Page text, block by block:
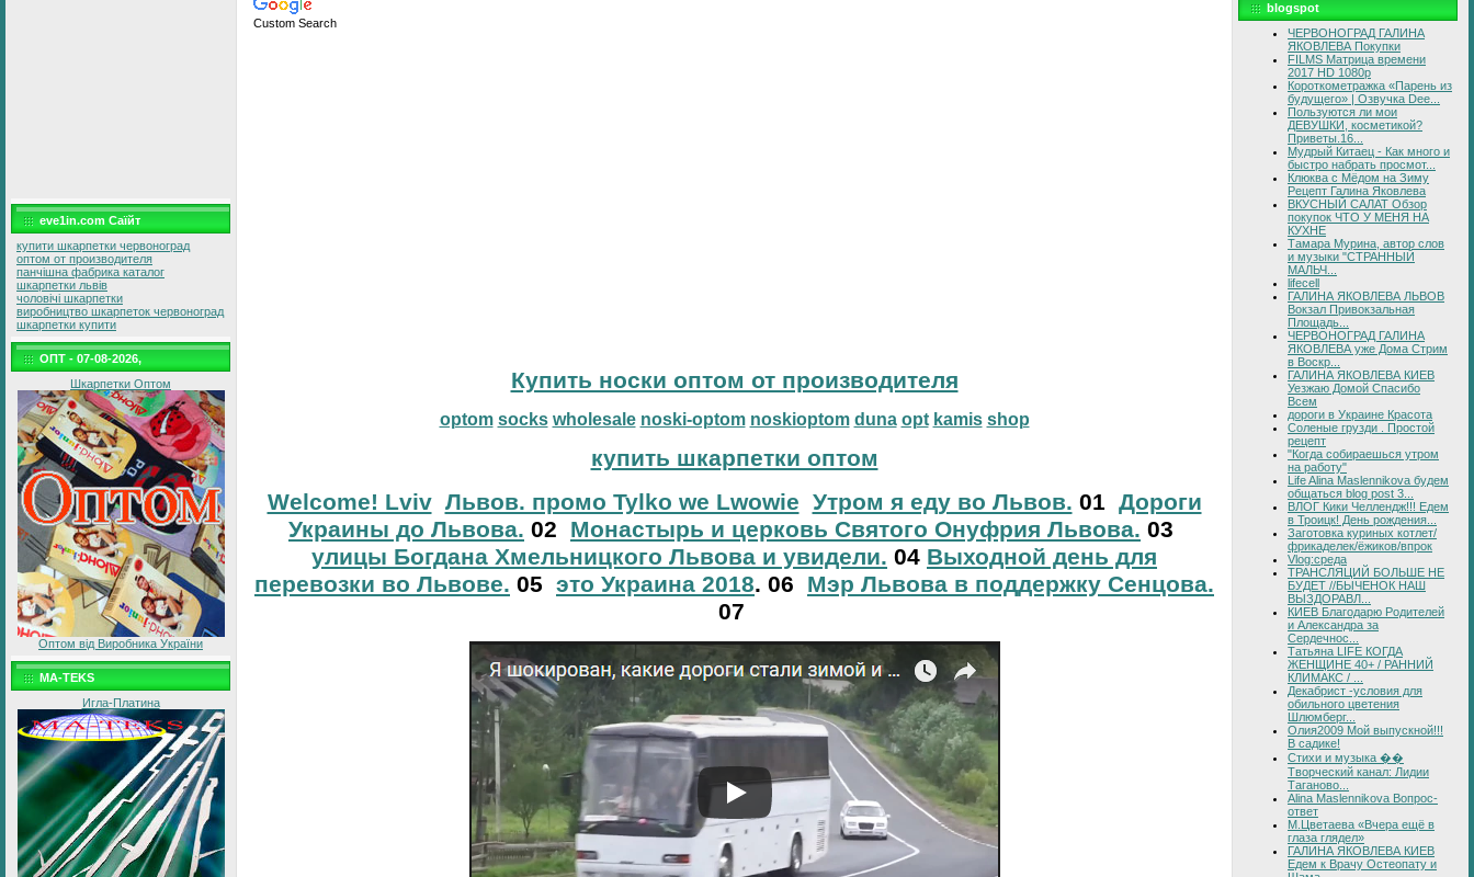
eve1in.com Саїйт
купити шкарпетки червоноград
оптом от производителя
панчішна фабрика каталог
шкарпетки львів
чоловічі шкарпетки
виробництво шкарпеток червоноград
шкарпетки купити
ОПТ - 07-08-2026,
Шкарпетки Оптом
Оптом від Виробника України
MA-TEKS
Игла-Платина
Custom Search
Купить носки оптом от производителя
optom socks wholesale noski-optom noskioptom duna opt kamis shop
купить шкарпетки оптом
Welcome! Lviv Львов. промо Tylko we Lwowie Утром я еду во Львов. 01 Дороги
Украины до Львова. 02 Монастырь и церковь Святого Онуфрия Львова. 03
улицы Богдана Хмельницкого Львова и увидели. 04 Выходной день для
перевозки во Львове. 05 это Украина 2018. 06 Мэр Львова в поддержку Сенцова.
07
blogspot
ЧЕРВОНОГРАД ГАЛИНА
ЯКОВЛЕВА Покупки
FILMS Матрица времени
2017 HD 1080p
Короткометражка «Парень из
будущего» | Озвучка Dee...
Пользуются ли мои
ДЕВУШКИ, косметикой?
Приветы.16...
Мудрый Китаец - Как много и
быстро набрать просмот...
Клюква с Мёдом на Зиму
Рецепт Галина Яковлева
ВКУСНЫЙ САЛАТ Обзор
покупок ЧТО У МЕНЯ НА
КУХНЕ
Тамара Мурина, автор слов
и музыки "СТРАННЫЙ
МАЛЬЧ...
lifecell
ГАЛИНА ЯКОВЛЕВА ЛЬВОВ
Вокзал Привокзальная
Площадь...
ЧЕРВОНОГРАД ГАЛИНА
ЯКОВЛЕВА уже Дома Стрим
в Воскр...
ГАЛИНА ЯКОВЛЕВА КИЕВ
Уезжаю Домой Спасибо
Всем
дороги в Украине Красота
Соленые грузди . Простой
рецепт
"Когда собираешься утром
на работу"
Life Alina Maslennikova будем
общаться blog post 3...
ВЛОГ Кики Челлендж!!! Едем
в Троицк! День рождения...
Заготовка куриных котлет/
фрикаделек/ёжиков/впрок
Vlog:среда
ТРАНСЛЯЦИЙ БОЛЬШЕ НЕ
БУДЕТ //БЫЧЕНОК НАШ
ВЫЗДОРАВЛ...
КИЕВ Благодарю Родителей
и Александра за
Сердечнос...
Татьяна LIFE КОГДА
ЖЕНЩИНЕ 40+ / РАННИЙ
КЛИМАКС / ...
Декабрист -условия для
обильного цветения
Шлюмберг...
Олия2009 Мой выпускной!!!
В садике!
Стихи и музыка ��
Творческий канал: Лидии
Таганово...
Alina Maslennikova Вопрос-
ответ
М.Цветаева «Вчера ещё в
глаза глядел»
ГАЛИНА ЯКОВЛЕВА КИЕВ
Едем к Врачу Остеопату и